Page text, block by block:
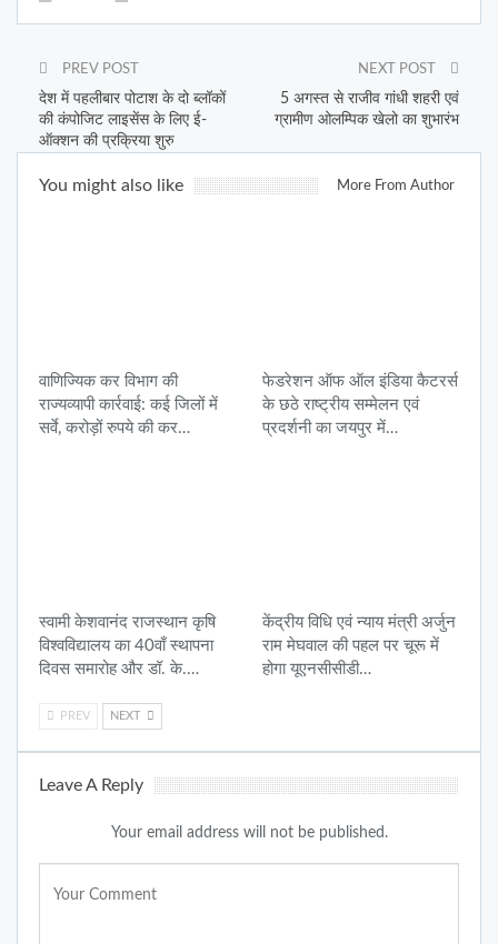
PREV POST
देश में पहलीबार पोटाश के दो ब्लॉकों
की कंपोजिट लाइसेंस के लिए ई-
ऑक्शन की प्रक्रिया शुरु
NEXT POST
5 अगस्त से राजीव गांधी शहरी एवं
ग्रामीण ओलम्पिक खेलो का शुभारंभ
You might also like More From Author
वाणिज्यिक कर विभाग की
राज्यव्यापी कार्रवाई: कई जिलों में
सर्वे, करोड़ों रुपये की कर…
फेडरेशन ऑफ ऑल इंडिया कैटरर्स
के छठे राष्ट्रीय सम्मेलन एवं
प्रदर्शनी का जयपुर में…
स्वामी केशवानंद राजस्थान कृषि
विश्वविद्यालय का 40वाँ स्थापना
दिवस समारोह और डॉ. के.…
केंद्रीय विधि एवं न्याय मंत्री अर्जुन
राम मेघवाल की पहल पर चूरू में
होगा यूएनसीसीडी…
PREV NEXT
Leave A Reply
Your email address will not be published.